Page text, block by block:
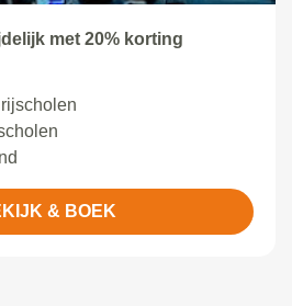
met 20% korting
& BOEK